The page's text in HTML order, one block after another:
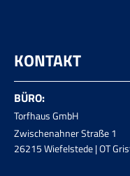
KONTAKT
BÜRO:
Torfhaus GmbH
Zwischenahner Straße 1
26215 Wiefelstede | OT